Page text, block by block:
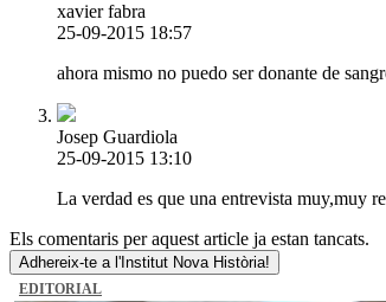
xavier fabra
25-09-2015 18:57
ahora mismo no puedo ser donante de
Josep Guardiola
25-09-2015 13:10
La verdad es que una entrevista muy,muy
Els comentaris per aquest article ja estan tancats.
Adhereix-te a l'Institut Nova Història!
EDITORIAL